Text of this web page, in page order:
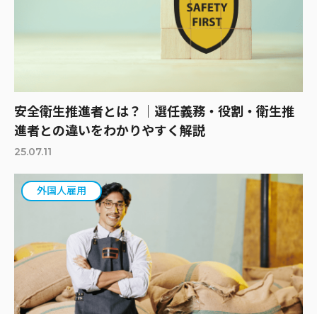
安全衛生推進者とは？｜選任義務・役割・衛生推
進者との違いをわかりやすく解説
25.07.11
外国人雇用